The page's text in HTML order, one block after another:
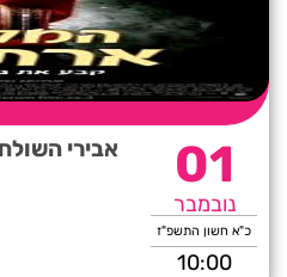
01
נובמבר
כ"א חשון התשפ"ז
10:00
אבירי